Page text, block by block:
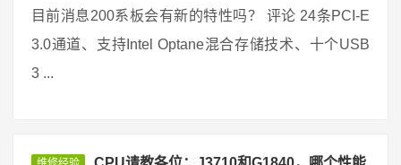
目前消息200系板会有新的特性吗？ 评论 24条PCI-E
3.0通道、支持Intel Optane混合存储技术、十个USB
3 ...